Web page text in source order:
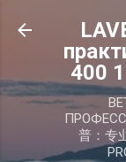
400
普：专